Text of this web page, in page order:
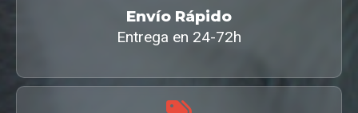
Envío Rápido
Entrega en 24-72h